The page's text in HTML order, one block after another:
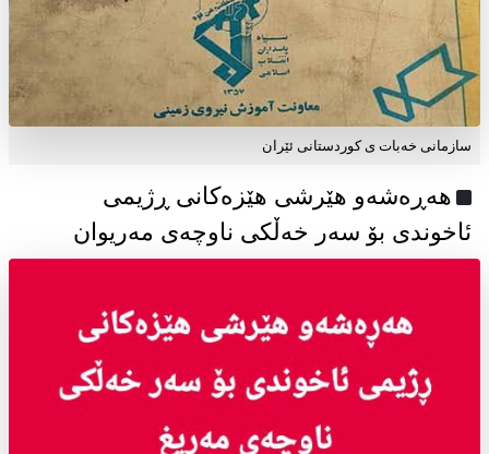
سازمانی خەبات ی كوردستانی ئێران
هەڕەشەو هێرشی هێزەکانی ڕژیمی
ئاخوندی بۆ سەر خەڵکی ناوچەی مەریوان